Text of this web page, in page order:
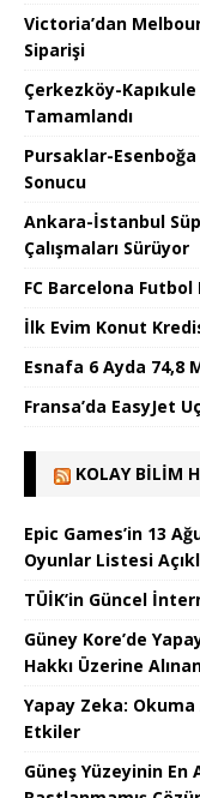
Victoria’dan
Siparişi
Çerkezköy-
Tamamlandı
Pursaklar-
Sonucu
Ankara-İstanbul
Çalışmaları Sürüyor
FC Barcelona Futbol
İlk Evim Konut
Esnafa 6 Ayda 74,8
Fransa’da EasyJet
KOLAY BILIM
Epic Games’in 13
Oyunlar Listesi
TÜİK’in Güncel
Güney Kore’de
Hakkı Üzerine
Yapay Zeka: Okuma
Etkiler
Güneş Yüzeyinin En